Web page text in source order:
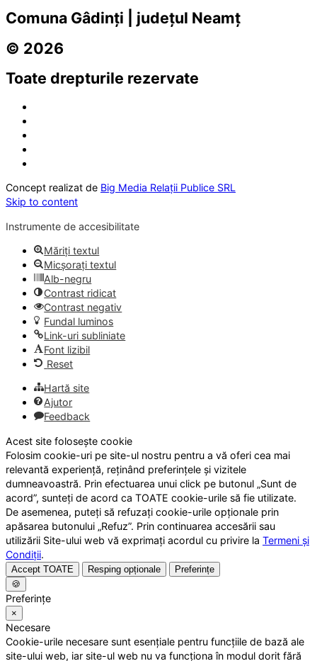
Comuna Gâdinți | județul Neamț
© 2026
Toate drepturile rezervate
Concept realizat de Big Media Relații Publice SRL
Skip to content
Instrumente de accesibilitate
Măriți textul
Micșorați textul
Alb-negru
Contrast ridicat
Contrast negativ
Fundal luminos
Link-uri subliniate
Font lizibil
Reset
Hartă site
Ajutor
Feedback
Acest site folosește cookie
Folosim cookie-uri pe site-ul nostru pentru a vă oferi cea mai
relevantă experiență, reținând preferințele și vizitele
dumneavoastră. Prin efectuarea unui click pe butonul „Sunt de
acord”, sunteți de acord ca TOATE cookie-urile să fie utilizate.
De asemenea, puteți să refuzați cookie-urile opționale prin
apăsarea butonului „Refuz”. Prin continuarea accesării sau
utilizării Site-ului web vă exprimați acordul cu privire la Termeni și
Condiții.
Accept TOATE Resping opționale
Preferințe
🍪
Preferințe
×
Necesare
Cookie-urile necesare sunt esențiale pentru funcțiile de bază ale
site-ului web, iar site-ul web nu va funcționa în modul dorit fără